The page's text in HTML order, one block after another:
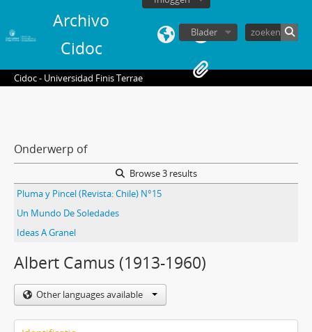
Archivo
Cidoc
Blader
Cidoc - Universidad Finis Terrae
Onderwerp of
Browse 3 results
Pluma y Pincel (Revista: Chile) N°15
Un Mundo De Soledades
Ideas A Granel
Albert Camus (1913-1960)
Other languages available